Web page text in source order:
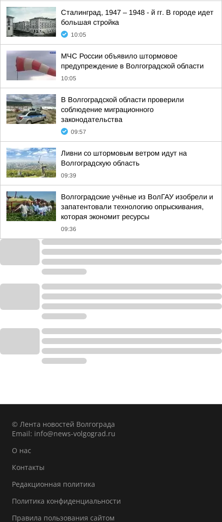
Сталинград, 1947 – 1948 - й гг. В городе идет
большая стройка
10:05
МЧС России объявило штормовое
предупреждение в Волгоградской области
10:05
В Волгоградской области проверили
соблюдение миграционного
законодательства
09:57
Ливни со штормовым ветром идут на
Волгоградскую область
09:39
Волгоградские учёные из ВолГАУ изобрели и
запатентовали технологию опрыскивания,
которая экономит ресурсы
09:36
© Лента новостей Волгограда
Email: info@news-volgograd.ru
О нас
Контакты
Редакционная политика
Политика конфиденциальности
Правила пользования сайтом